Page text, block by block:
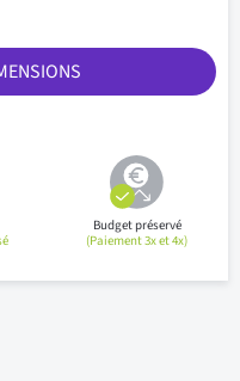
Budget préservé
(Paiement 3x et 4x)